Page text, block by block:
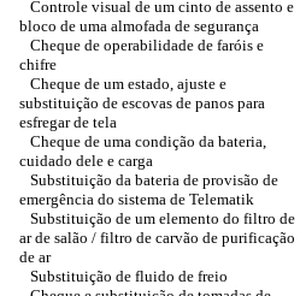
Controle visual de um cinto de assento e
bloco de uma almofada de segurança
Cheque de operabilidade de faróis e
chifre
Cheque de um estado, ajuste e
substituição de escovas de panos para
esfregar de tela
Cheque de uma condição da bateria,
cuidado dele e carga
Substituição da bateria de provisão de
emergência do sistema de Telematik
Substituição de um elemento do filtro de
ar de salão / filtro de carvão de purificação
de ar
Substituição de fluido de freio